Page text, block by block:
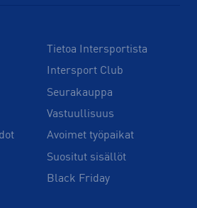
Tietoa Intersportista
Intersport Club
Seurakauppa
Vastuullisuus
Avoimet työpaikat
Suositut sisällöt
Black Friday